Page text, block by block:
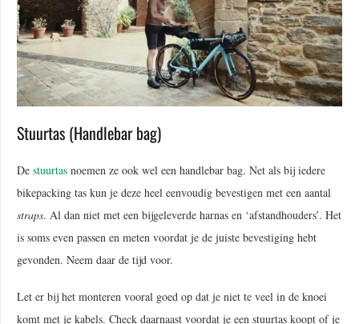
Stuurtas (Handlebar bag)
De stuurtas noemen ze ook wel een handlebar bag. Net als bij iedere
bikepacking tas kun je deze heel eenvoudig bevestigen met een aantal
straps. Al dan niet met een bijgeleverde harnas en ‘afstandhouders’. Het
is soms even passen en meten voordat je de juiste bevestiging hebt
gevonden. Neem daar de tijd voor.
Let er bij het monteren vooral goed op dat je niet te veel in de knoei
komt met je kabels. Check daarnaast voordat je een stuurtas koopt of je